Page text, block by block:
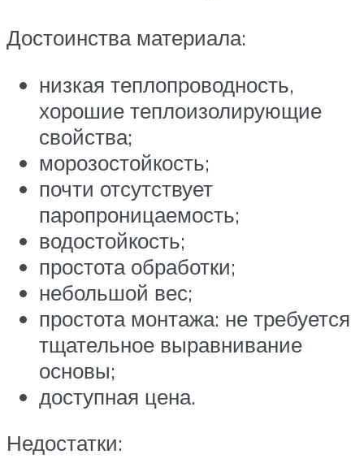
Достоинства материала:
низкая теплопроводность,
хорошие теплоизолирующие
свойства;
морозостойкость;
почти отсутствует
паропроницаемость;
водостойкость;
простота обработки;
небольшой вес;
простота монтажа: не требуется
тщательное выравнивание
основы;
доступная цена.
Недостатки: